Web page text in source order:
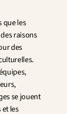
que les
raisons
des
se jouent
les